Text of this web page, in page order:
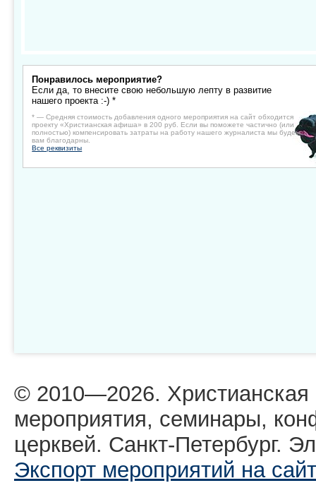
Понравилось мероприятие?
Если да, то внесите свою небольшую лепту в развитие
нашего проекта :-) *
* — Средняя стоимость добавления одного мероприятия на сайт обходится
проекту «Христианская афиша» в 200 руб. Если вы поможете частично (или
полностью) компенсировать затраты на работу нашего журналиста мы будем
вам благодарны.
Все реквизиты
© 2010—2026.
мероприятия, семинары,
церквей. Санкт-Петербург.
Экспорт мероприятий на сайт